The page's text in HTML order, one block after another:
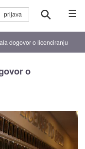
☰
dogovor o licenciranju
o